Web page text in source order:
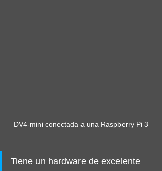
DV4-mini conectada a una Raspberry Pi 3
Tiene un hardware de excelente